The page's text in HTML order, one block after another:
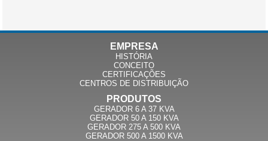
EMPRESA
HISTÓRIA
CONCEITO
CERTIFICAÇÕES
CENTROS DE DISTRIBUIÇÃO
PRODUTOS
GERADOR 6 A 37 KVA
GERADOR 50 A 150 KVA
GERADOR 275 A 500 KVA
GERADOR 500 A 1500 KVA